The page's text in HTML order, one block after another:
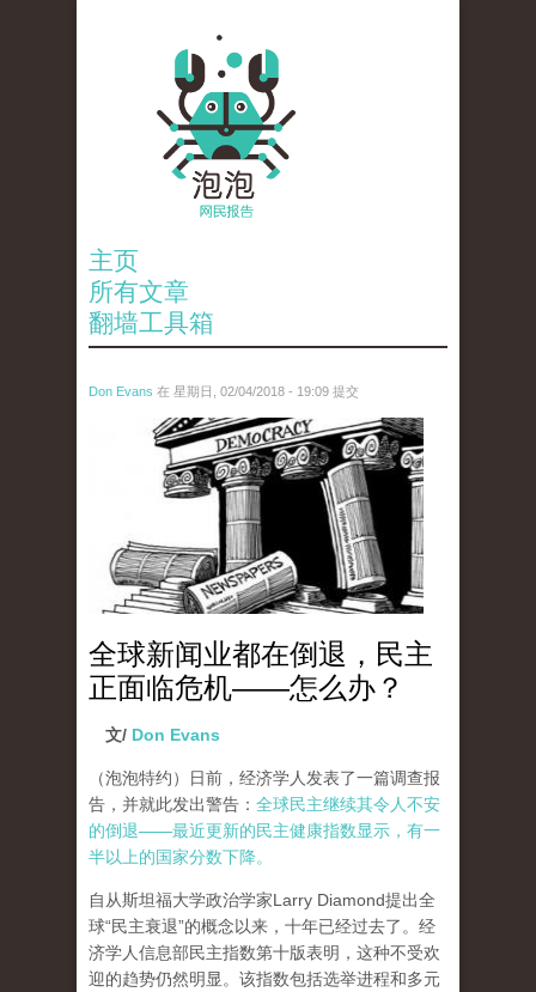
主页
所有文章
翻墙工具箱
Don Evans 在 星期日, 02/04/2018 - 19:09 提交
wechatimg1287.jpeg
全球新闻业都在倒退，民主
正面临危机——怎么办？
文/ Don Evans
（泡泡特约）
日前，经济学人发表了一篇调查报
告，并就此发出警告： 全球民主继续其令人不安
的倒退——最近更新的民主健康指数显示，有一
半以上的国家分数下降。
自从斯坦福大学政治学家Larry Diamond提出全
球“民主衰退”的概念以来，十年已经过去了。经
济学人信息部民主指数第十版表明，这种不受欢
迎的趋势仍然明显。该指数包括选举进程和多元